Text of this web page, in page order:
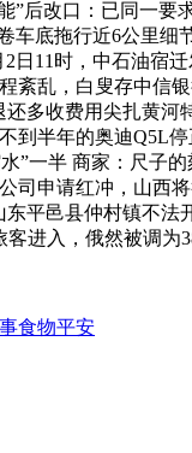
”后改口：已同一
车底拖行近6公里
日11时，中石油宿
紊乱，白叟存中信
多收费用尖扎黄
到半年的奥迪Q5L
”一半 商家：尺子
司申请红冲，山西
平邑县仲村镇不
进入，俄然被调
食物平安